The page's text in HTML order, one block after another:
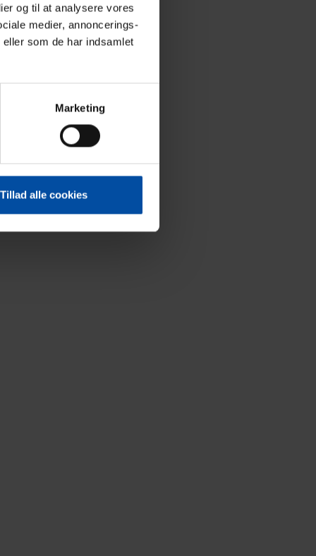
og til at analysere vores
medier, annoncerings-
som de har indsamlet
Marketing
Tillad alle cookies